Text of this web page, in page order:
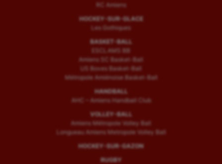
RC Amiens
HOCKEY-SUR-GLACE
Les Gothiques
BASKET-BALL
ESCLAMS BB
Amiens SC Basket-Ball
US Boves Basket-Ball
Métropole Amiénoise Basket-Ball
HANDBALL
AHC – Amiens Handball Club
VOLLEY-BALL
Amiens Métropole Volley Ball
Longueau Amiens Metropole Volley Ball
HOCKEY-SUR-GAZON
RUGBY